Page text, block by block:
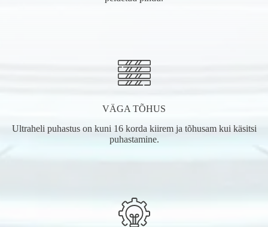
VÄGA TÕHUS
Ultraheli puhastus on kuni 16 korda kiirem ja tõhusam kui käsitsi
puhastamine.